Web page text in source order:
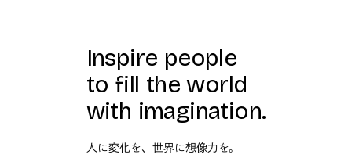
Inspire people
to fill the world
with imagination.
人に変化を、世界に想像力を。